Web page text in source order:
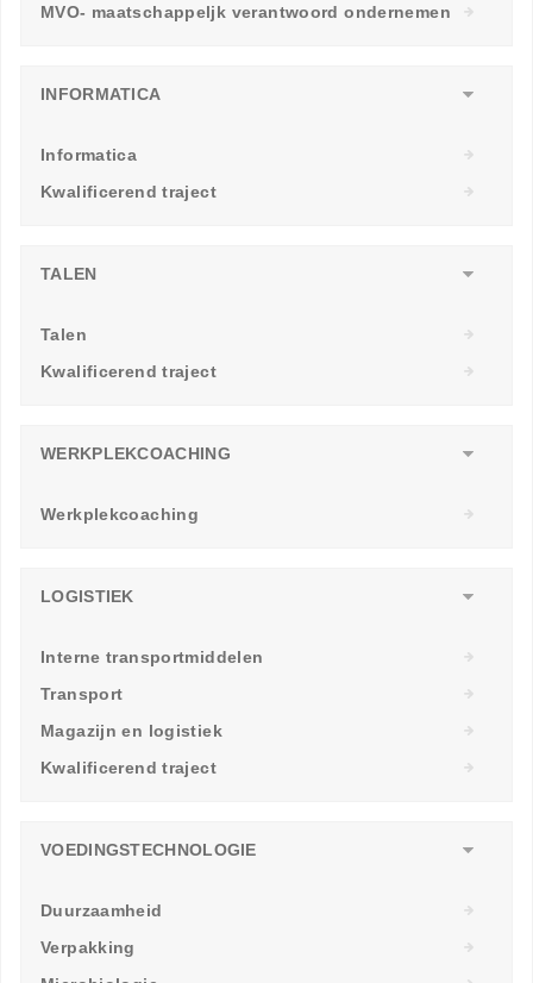
MVO- maatschappeljk verantwoord ondernemen
INFORMATICA
Informatica
Kwalificerend traject
TALEN
Talen
Kwalificerend traject
WERKPLEKCOACHING
Werkplekcoaching
LOGISTIEK
Interne transportmiddelen
Transport
Magazijn en logistiek
Kwalificerend traject
VOEDINGSTECHNOLOGIE
Duurzaamheid
Verpakking